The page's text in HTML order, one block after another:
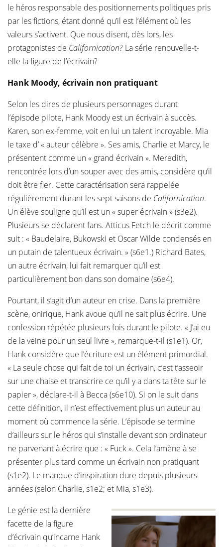
le héros responsable des positionnements politiques pris
par les fictions, étant donné qu’il est l’élément où les
valeurs s’activent. Que nous disent, dès lors, les
protagonistes de Californication? La série renouvelle-t-
elle la figure de l’écrivain?
Hank Moody, écrivain non pratiquant
Selon les dires de plusieurs personnages durant
l’épisode pilote, Hank Moody est un écrivain à succès.
Karen, son ex-femme, voit en lui un talent incroyable. Mia
le taxe d’ « auteur célèbre ». Ses amis, Charlie et Marcy, le
présentent comme un « grand écrivain ». Meredith,
rencontrée lors d’un souper avec des amis, considère qu’il
doit être fier. Cette caractérisation sera rappelée
régulièrement durant les sept saisons de Californication.
Un élève souligne qu’il est un « super écrivain » (s3e2).
Plusieurs se déclarent fans. Atticus Fetch le décrit comme
suit : « Baudelaire, Bukowski et Oscar Wilde condensés en
un putain de talentueux écrivain. » (s6e1.) Richard Bates,
un autre écrivain, lui fait remarquer qu’il est
particulièrement bon dans son domaine (s6e4).
Pourtant, il s’agit d’un auteur en crise. Dans la première
scène, onirique, Hank avoue qu’il ne sait plus écrire. Une
confession répétée plusieurs fois durant le pilote. « J’ai eu
de la veine pour un seul livre », remarque-t-il (s1e1). Or,
Hank considère que l’écriture est un élément primordial.
« La seule chose qui fait de toi un écrivain, c’est t’asseoir
sur une chaise et transcrire ce qu’il y a dans ta tête sur le
papier », déclare-t-il à Becca (s6e10). Si on le suit dans
cette définition, il n’est effectivement plus un auteur au
moment où commence la série. L’épisode se termine
d’ailleurs sur le héros qui s’installe devant son ordinateur
ne parvenant à écrire que : « Fuck ». Cela l’amène à se
présenter plus tard comme un écrivain non pratiquant
(s1e2). Le manque d’inspiration dure depuis plusieurs
années (selon Charlie, s1e2; et Mia, s1e3).
Le génie est la dernière
facette de la figure
d’écrivain qu’incarne Hank